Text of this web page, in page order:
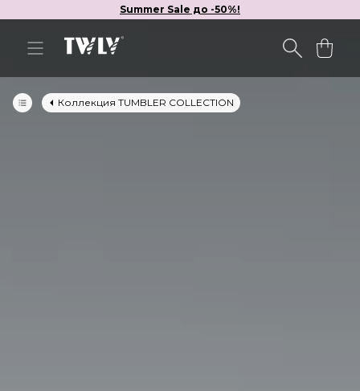
Summer Sale до -50%!
Коллекция TUMBLER COLLECTION